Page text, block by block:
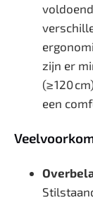
zijn er
(≥ 120
een